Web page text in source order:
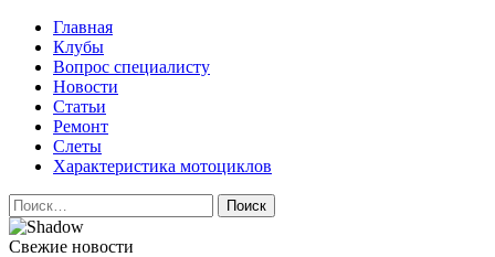
Авто и мото сайт
Главная
Клубы
Вопрос специалисту
Новости
Статьи
Ремонт
Слеты
Характеристика мотоциклов
Найти:
Свежие новости